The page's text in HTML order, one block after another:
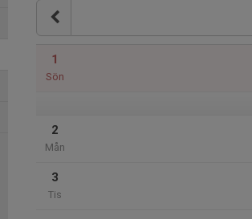
1
Sön
2
Mån
3
Tis